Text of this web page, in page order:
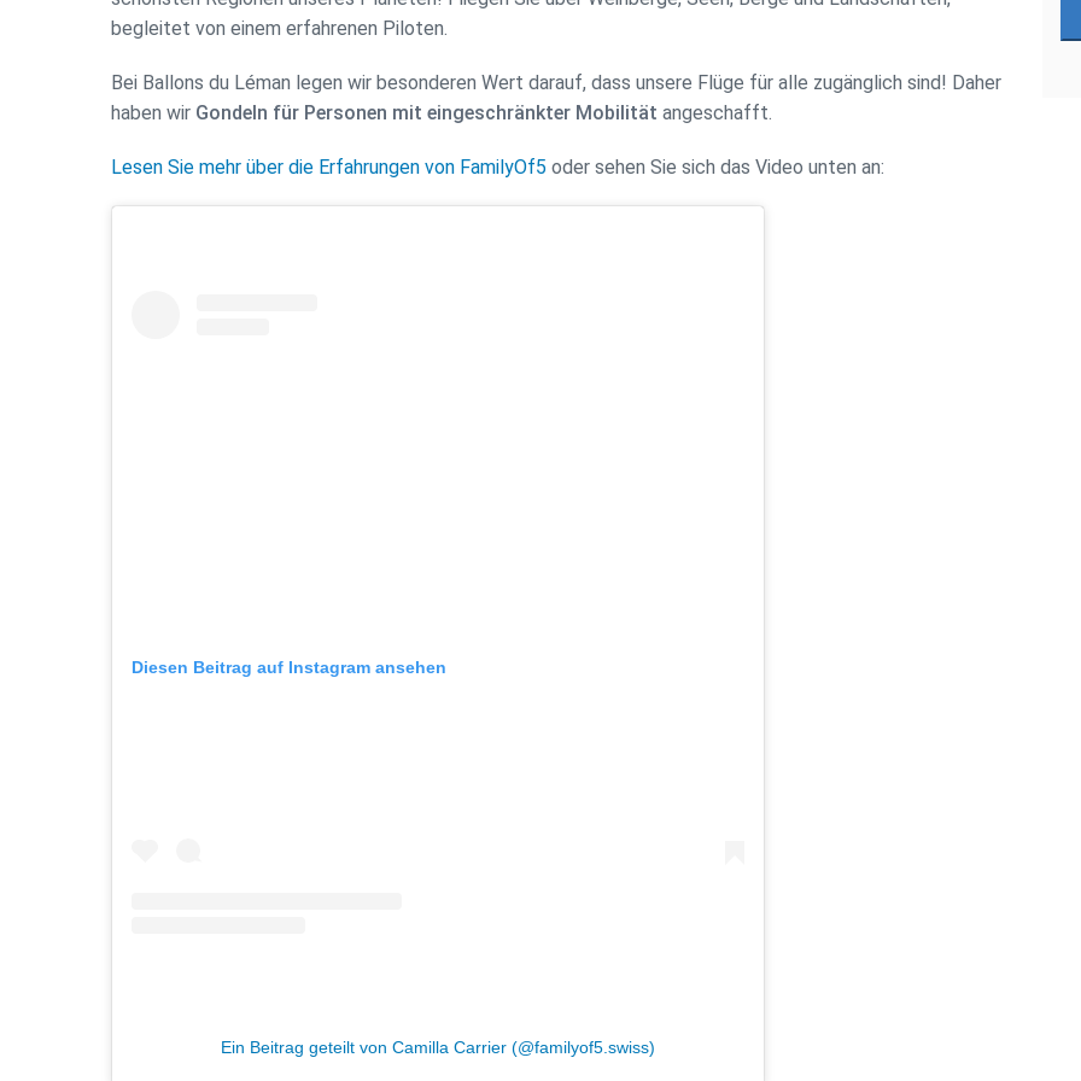
begleitet von einem erfahrenen Piloten.
Bei Ballons du Léman legen wir besonderen Wert darauf, dass unsere Flüge für alle zugänglich sind! Daher
haben wir Gondeln für Personen mit eingeschränkter Mobilität angeschafft.
Lesen Sie mehr über die Erfahrungen von FamilyOf5 oder sehen Sie sich das Video unten an:
Diesen Beitrag auf Instagram ansehen
Ein Beitrag geteilt von Camilla Carrier (@familyof5.swiss)